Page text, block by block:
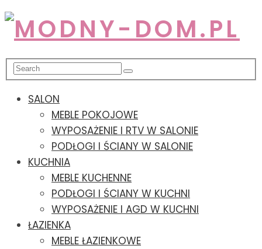
SALON
MEBLE POKOJOWE
WYPOSAŻENIE I RTV W SALONIE
PODŁOGI I ŚCIANY W SALONIE
KUCHNIA
MEBLE KUCHENNE
PODŁOGI I ŚCIANY W KUCHNI
WYPOSAŻENIE I AGD W KUCHNI
ŁAZIENKA
MEBLE ŁAZIENKOWE